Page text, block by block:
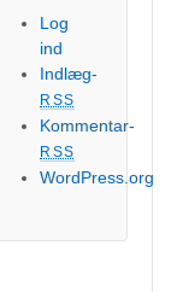
Log
ind
Indlæg-
RSS
Kommentar-
RSS
WordPress.org